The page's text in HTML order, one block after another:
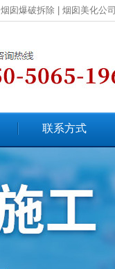
烟囱爆破拆除 烟囱美化公司
联系方式